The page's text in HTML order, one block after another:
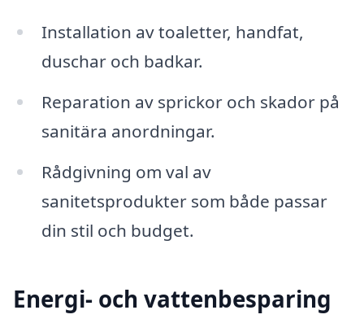
Installation av toaletter, handfat,
duschar och badkar.
Reparation av sprickor och skador på
sanitära anordningar.
Rådgivning om val av
sanitetsprodukter som både passar
din stil och budget.
Energi- och vattenbesparing